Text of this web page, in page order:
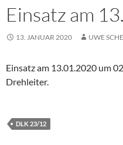
Einsatz am
13. JANUAR 2020 UWE
Einsatz am 13.01.2020 um
Drehleiter.
DLK 23/12